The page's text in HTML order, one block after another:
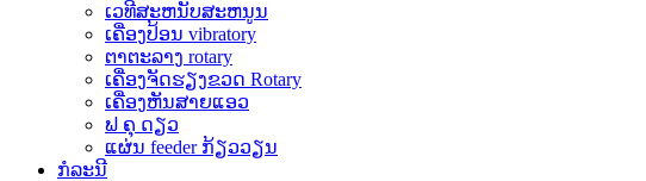
ເວ​ທີ​ສະ​ຫນັບ​ສະ​ຫນູນ​
ເຄື່ອງປ້ອນ vibratory
ຕາຕະລາງ rotary
ເຄື່ອງຈັດຮຽງຂວດ Rotary
ເຄື່ອງຫັນສາຍແອວ
ຟ ຄຸ ດຽວ
ແຜ່ນ feeder ກ້ຽວວຽນ
ກໍລະນີ